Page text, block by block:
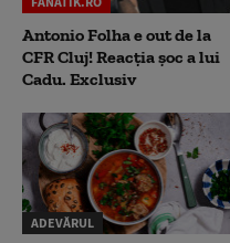
Antonio Folha e out de la
CFR Cluj! Reacția șoc a lui
Cadu. Exclusiv
ADEVĂRUL